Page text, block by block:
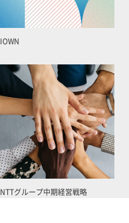
IOWN
NTTグループ中期経営戦略